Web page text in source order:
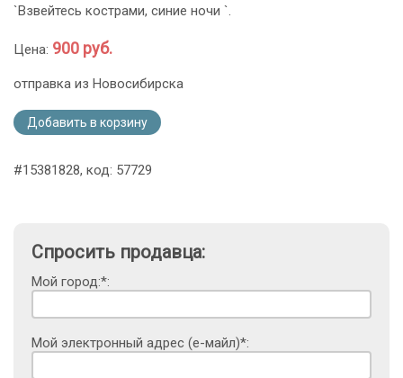
`Взвейтесь кострами, синие ночи `.
Цена: 900 руб.
отправка из Новосибирска
Добавить в корзину
#15381828, код: 57729
Спросить продавца:
Мой город:*:
Мой электронный адрес (е-майл)*: